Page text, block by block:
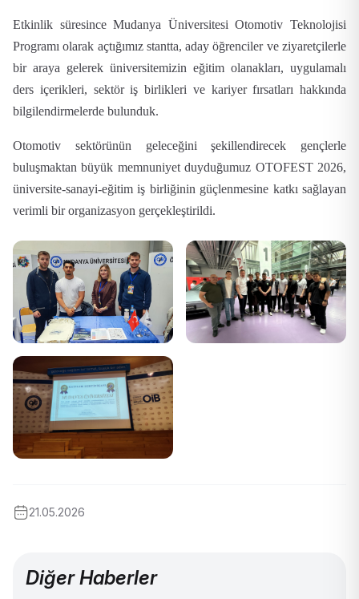
Etkinlik süresince Mudanya Üniversitesi Otomotiv Teknolojisi
Programı olarak açtığımız stantta, aday öğrenciler ve ziyaretçilerle
bir araya gelerek üniversitemizin eğitim olanakları, uygulamalı
ders içerikleri, sektör iş birlikleri ve kariyer fırsatları hakkında
bilgilendirmelerde bulunduk.
Otomotiv sektörünün geleceğini şekillendirecek gençlerle
buluşmaktan büyük memnuniyet duyduğumuz OTOFEST 2026,
üniversite-sanayi-eğitim iş birliğinin güçlenmesine katkı sağlayan
verimli bir organizasyon gerçekleştirildi.
21.05.2026
Diğer Haberler